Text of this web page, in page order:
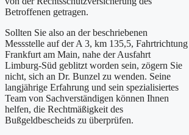
Betroffenen getragen.
Sollten Sie also an der beschriebenen
Messstelle auf der A 3, km 135,5, Fahrtrichtung
Frankfurt am Main, nahe der Ausfahrt
Limburg-Süd geblitzt worden sein, zögern Sie
nicht, sich an Dr. Bunzel zu wenden. Seine
langjährige Erfahrung und sein spezialisiertes
Team von Sachverständigen können Ihnen
helfen, die Rechtmäßigkeit des
Bußgeldbescheids zu überprüfen.